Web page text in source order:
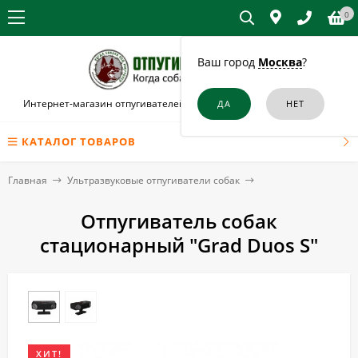
Ваш город Москва?
0
Интернет-магазин отпугивателей собак и кошек в Усть-Лабинске
КАТАЛОГ ТОВАРОВ
Главная Ультразвуковые отпугиватели собак
Отпугиватель собак
стационарный "Grad Duos S"
ХИТ!